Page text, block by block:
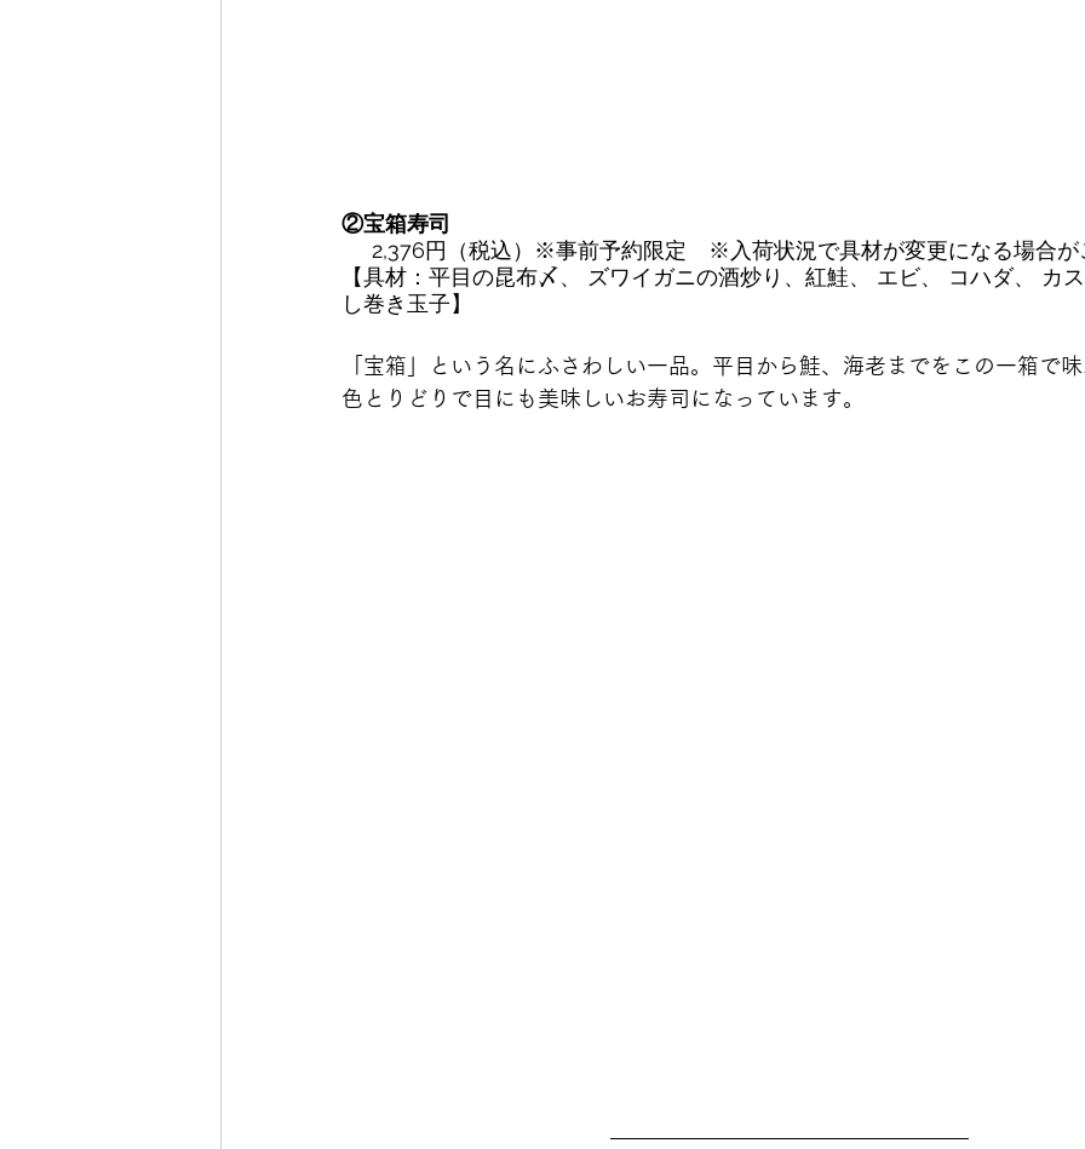
②宝箱寿司
2,376円（税込）※事前予約限定　※入荷状況で具材が変更になる場合
【具材：平目の昆布〆、 ズワイガニの酒炒り、紅鮭、 エビ、 コハダ、 カ
し巻き玉子】
「宝箱」という名にふさわしい一品。平目から鮭、海老までをこの一箱で味
色とりどりで目にも美味しいお寿司になっています。